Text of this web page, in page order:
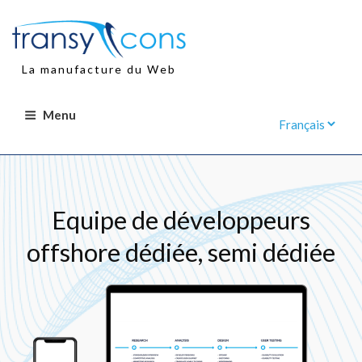
contenu
principalLa manufacture du Web
Menu
Equipe de développeurs
offshore dédiée, semi dédiée